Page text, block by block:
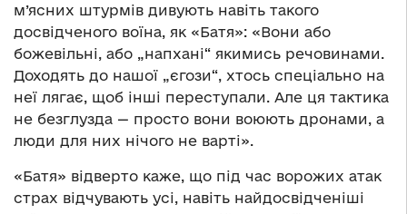
м’ясних штурмів дивують навіть такого
досвідченого воїна, як «Батя»: «Вони або
божевільні, або „напхані“ якимись речовинами.
Доходять до нашої „єгози“, хтось спеціально на
неї лягає, щоб інші переступали. Але ця тактика
не безглузда — просто вони воюють дронами, а
люди для них нічого не варті».
«Батя» відверто каже, що під час ворожих атак
страх відчувають усі, навіть найдосвідченіші